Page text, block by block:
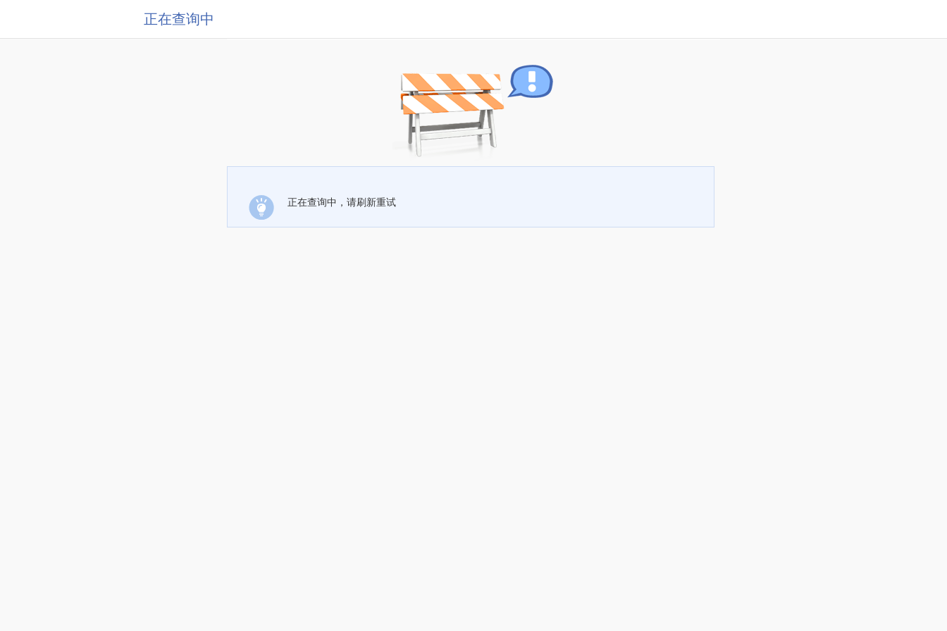
正在查询中
正在查询中，请刷新重试